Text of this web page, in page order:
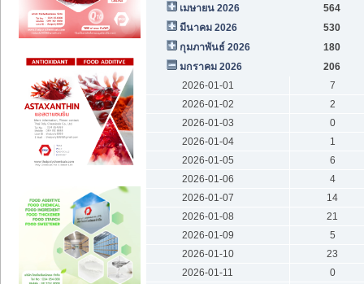
เมษายน 2026
564
มีนาคม 2026
530
กุมภาพันธ์ 2026
180
มกราคม 2026
206
2026-01-01
7
2026-01-02
2
2026-01-03
0
2026-01-04
1
2026-01-05
6
2026-01-06
4
2026-01-07
14
2026-01-08
21
2026-01-09
5
2026-01-10
23
2026-01-11
0